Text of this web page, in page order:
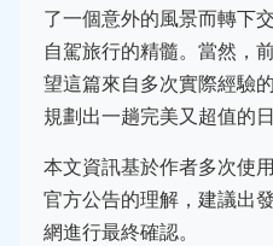
了一個意外的風景而轉下
自駕旅行的精髓。當然，
望這篇來自多次實際經驗
規劃出一趟完美又超值的
本文資訊基於作者多次使
官方公告的理解，建議出
網進行最終確認。